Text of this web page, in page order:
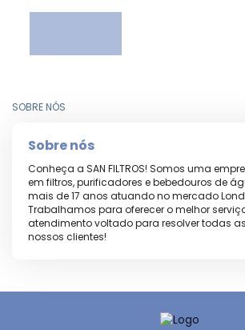
SOBRE NÓS
Sobre nós
Conheça a SAN FILTROS! Somos uma
em filtros, purificadores e bebedouros de
mais de 17 anos atuando no mercado
Trabalhamos para oferecer o melhor
atendimento voltado para resolver todas
nossos clientes!